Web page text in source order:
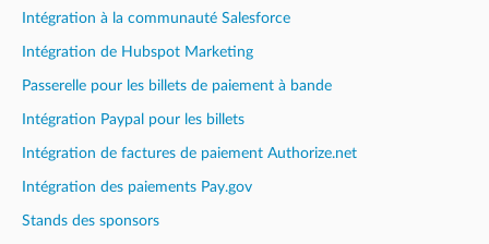
Intégration à la communauté Salesforce
Intégration de Hubspot Marketing
Passerelle pour les billets de paiement à bande
Intégration Paypal pour les billets
Intégration de factures de paiement Authorize.net
Intégration des paiements Pay.gov
Stands des sponsors